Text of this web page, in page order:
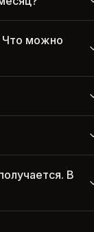
Что можно
В